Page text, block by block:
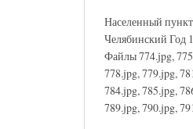
Населенный
Челябинский Год
Файлы 774.jpg,
778.jpg, 779.jpg,
784.jpg, 785.jpg,
789.jpg, 790.jpg,